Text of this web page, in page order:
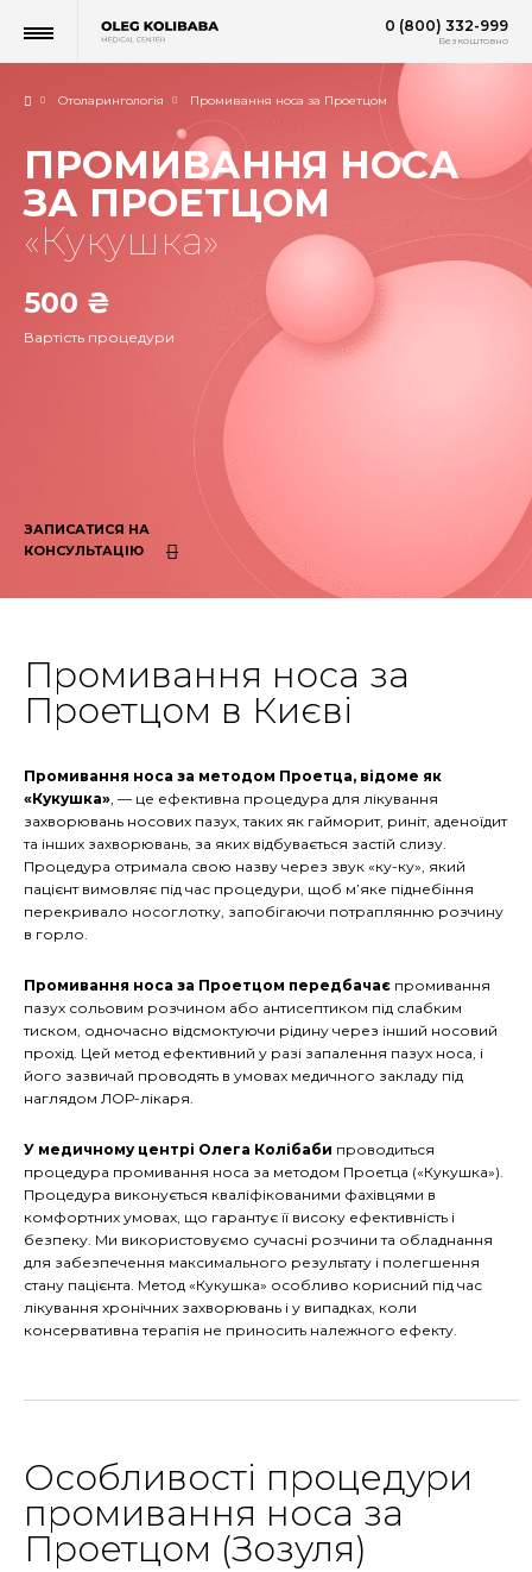
0 (800) 332-999
Безкоштовно
Отоларингологія Промивання носа за Проетцом
ПРОМИВАННЯ НОСА
ЗА ПРОЕТЦОМ
«‎Кукушка»
500 ₴
Вартість процедури
ЗАПИСАТИСЯ НА
КОНСУЛЬТАЦІЮ
Промивання носа за
Проетцом в Києві
Промивання носа за методом Проетца, відоме як
«Кукушка», — це ефективна процедура для лікування
захворювань носових пазух, таких як гайморит, риніт, аденоїдит
та інших захворювань, за яких відбувається застій слизу.
Процедура отримала свою назву через звук «ку-ку», який
пацієнт вимовляє під час процедури, щоб м’яке піднебіння
перекривало носоглотку, запобігаючи потраплянню розчину
в горло.
Промивання носа за Проетцом передбачає промивання
пазух сольовим розчином або антисептиком під слабким
тиском, одночасно відсмоктуючи рідину через інший носовий
прохід. Цей метод ефективний у разі запалення пазух носа, і
його зазвичай проводять в умовах медичного закладу під
наглядом ЛОР-лікаря.
У медичному центрі Олега Колібаби проводиться
процедура промивання носа за методом Проетца («Кукушка»).
Процедура виконується кваліфікованими фахівцями в
комфортних умовах, що гарантує її високу ефективність і
безпеку. Ми використовуємо сучасні розчини та обладнання
для забезпечення максимального результату і полегшення
стану пацієнта. Метод «Кукушка» особливо корисний під час
лікування хронічних захворювань і у випадках, коли
консервативна терапія не приносить належного ефекту.
Особливості процедури
промивання носа за
Проетцом (Зозуля)